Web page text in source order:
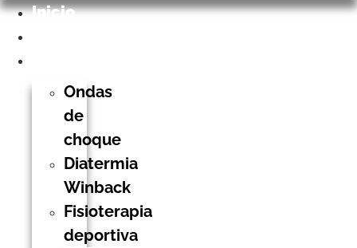
Inicio
Ondas
de
choque
Diatermia
Winback
Fisioterapia
deportiva